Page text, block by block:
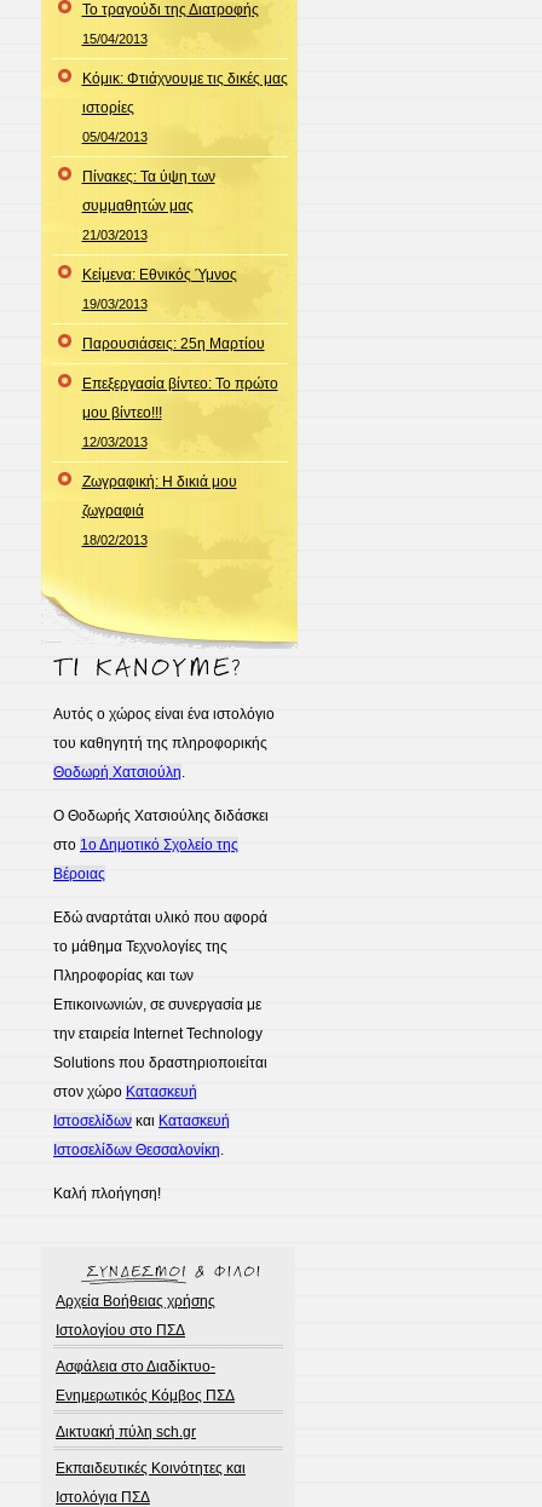
Το τραγούδι της Διατροφής
15/04/2013
Κόμικ: Φτιάχνουμε τις δικές μας
ιστορίες
05/04/2013
Πίνακες: Τα ύψη των
συμμαθητών μας
21/03/2013
Κείμενα: Εθνικός Ύμνος
19/03/2013
Παρουσιάσεις: 25η Μαρτίου
Επεξεργασία βίντεο: Το πρώτο
μου βίντεο!!!
12/03/2013
Ζωγραφική: Η δικιά μου
ζωγραφιά
18/02/2013
Αυτός ο χώρος είναι ένα ιστολόγιο
του καθηγητή της πληροφορικής
Θοδωρή Χατσιούλη.
Ο Θοδωρής Χατσιούλης διδάσκει
στο 1ο Δημοτικό Σχολείο της
Βέροιας
Εδώ αναρτάται υλικό που αφορά
το μάθημα Τεχνολογίες της
Πληροφορίας και των
Επικοινωνιών, σε συνεργασία με
την εταιρεία Internet Technology
Solutions που δραστηριοποιείται
στον χώρο Κατασκευή
Ιστοσελίδων και Κατασκευή
Ιστοσελίδων Θεσσαλονίκη.
Καλή πλοήγηση!
Αρχεία Βοήθειας χρήσης
Ιστολογίου στο ΠΣΔ
Ασφάλεια στο Διαδίκτυο-
Ενημερωτικός Κόμβος ΠΣΔ
Δικτυακή πύλη sch.gr
Εκπαιδευτικές Κοινότητες και
Ιστολόγια ΠΣΔ